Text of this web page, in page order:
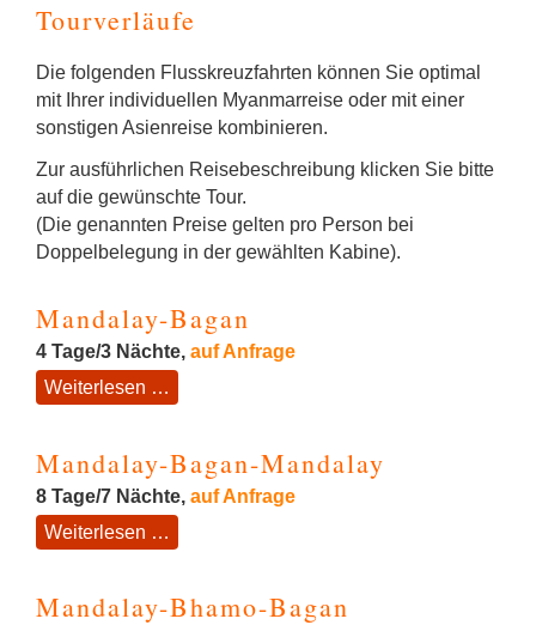
Tourverläufe
Die folgenden Flusskreuzfahrten können Sie optimal
mit Ihrer individuellen Myanmarreise oder mit einer
sonstigen Asienreise kombinieren.
Zur ausführlichen Reisebeschreibung klicken Sie bitte
auf die gewünschte Tour.
(Die genannten Preise gelten pro Person bei
Doppelbelegung in der gewählten Kabine).
Mandalay-Bagan
4 Tage/3 Nächte, auf Anfrage
Weiterlesen …
Mandalay-Bagan-Mandalay
8 Tage/7 Nächte, auf Anfrage
Weiterlesen …
Mandalay-Bhamo-Bagan